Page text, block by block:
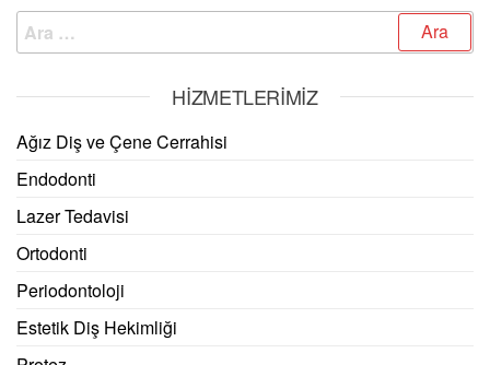
HIZMETLERIMIZ
Ağız Diş ve Çene Cerrahisi
Endodonti
Lazer Tedavisi
Ortodonti
Periodontoloji
Estetik Diş Hekimliği